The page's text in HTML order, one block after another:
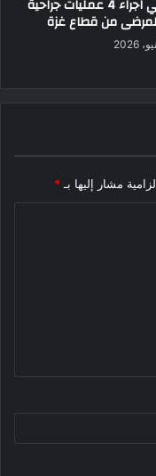
ينجح في اجراء 4 عمليات جراحية
من قطاع غزة
مشار إليها بـ *